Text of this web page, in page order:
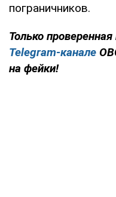
пограничников.
Только
Telegram-канале
на фейки!